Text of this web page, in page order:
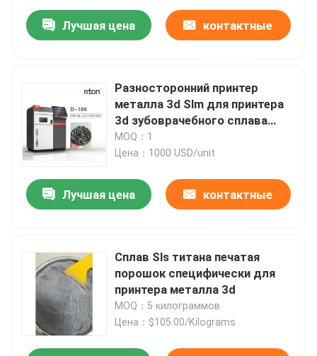
Лучшая цена контактные
Разносторонний принтер
металла 3d Slm для принтера
3d зубоврачебного сплава
титана кроны зубоврачебного
MOQ：1
Цена：1000 USD/unit
Лучшая цена контактные
Сплав Sls титана печатая
порошок специфически для
принтера металла 3d
MOQ：5 килограммов
Цена：$105.00/Kilograms